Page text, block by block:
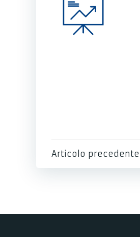
Post
Articolo precedente